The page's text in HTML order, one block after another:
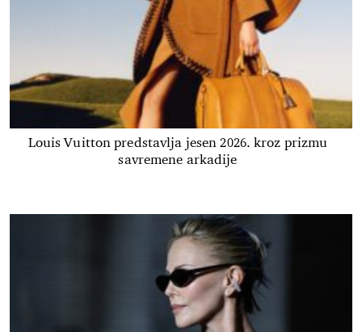
Louis Vuitton predstavlja jesen 2026. kroz prizmu
savremene arkadije